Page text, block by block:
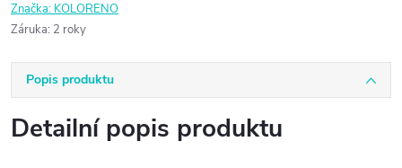
Značka: KOLORENO
Záruka: 2 roky
Popis produktu
Detailní popis produktu